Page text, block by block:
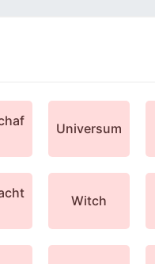
Universum
Witch